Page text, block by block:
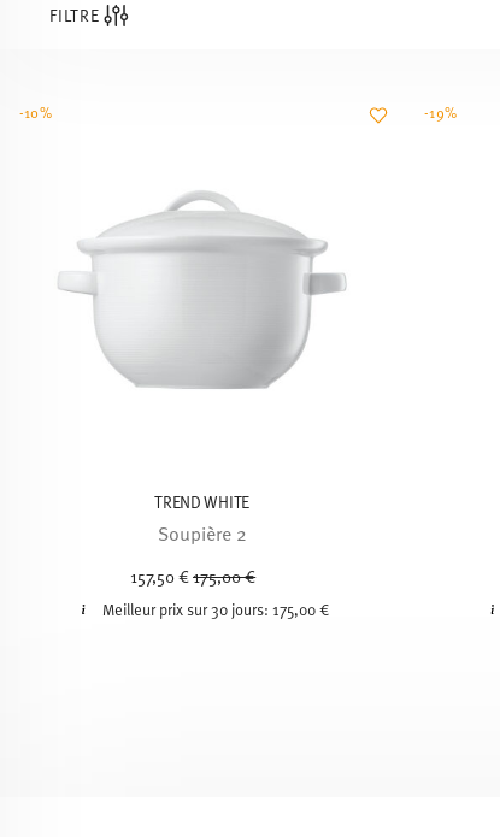
FILTRE
TREND WHITE
Soupière 2
157,50 € Price reduced from
175,00 €
Meilleur prix sur 30 jours: 175,00 €
-10% -19%